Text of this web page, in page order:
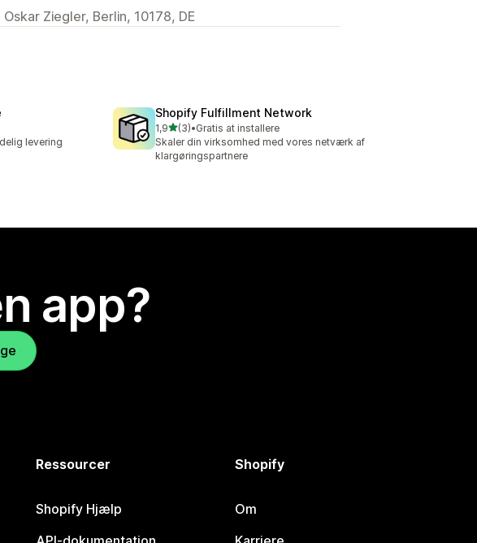
Ziegler, Berlin, 10178, DE
levering
Shopify Fulfillment Network
1,9ud af 5 stjerner
(3)
3 anmeldelser i alt
•Gratis at installere
Skaler din virksomhed med vores netværk af
klargøringspartnere
app?
Ressourcer
Shopify Hjælp
Shopify
Om